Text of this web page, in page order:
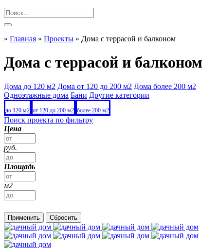
» Главная » Проекты » Дома с террасой и балконом
Дома с террасой и балконом
Дома до 120 м2 Дома от 120 до 200 м2 Дома более 200 м2
Одноэтажные дома Бани Другие категории
до 120 м2 от 120 до 200 м2 более 200 м2
Поиск проекта по фильтру
Цена
руб.
Площадь
м2
Применить Сбросить